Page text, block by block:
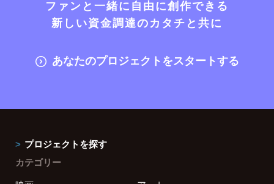
ファンと一緒に自由に創作できる
新しい資金調達のカタチと共に
あなたのプロジェクトをスタートする
プロジェクトを探す
カテゴリー